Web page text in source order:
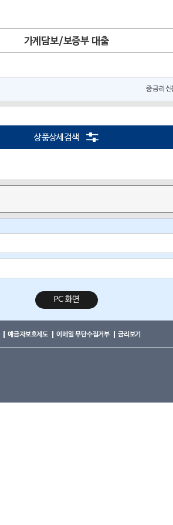
가계담보/보증부 대출
중금리
상품상세검색
PC 화면
예금자보호제도 이메일 무단수집거부 금리보기